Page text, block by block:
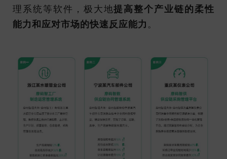
理系统等软件，极大地提高整个产业链的柔性
能力和应对市场的快速反应能力 。